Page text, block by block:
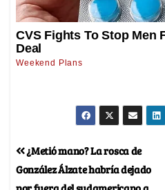
¿Metió mano? La rosca de
González Álzate habría dejado